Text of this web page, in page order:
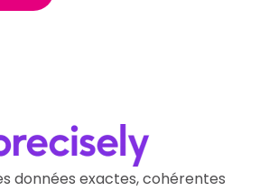
données exactes, cohérentes